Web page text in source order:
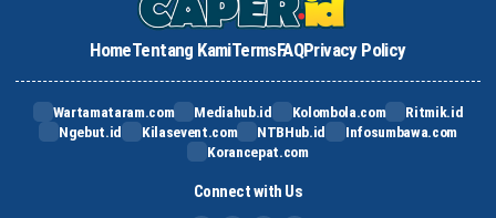
HomeTentang KamiTermsFAQPrivacy Policy
Wartamataram.com Mediahub.id Kolombola.com
Ritmik.id
Ngebut.id
Kilasevent.com NTBHub.id
Infosumbawa.com
Korancepat.com
Connect with Us